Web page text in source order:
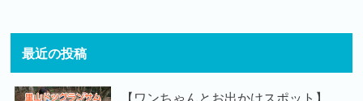
最近の投稿
【ワンちゃんとお出かけスポット】